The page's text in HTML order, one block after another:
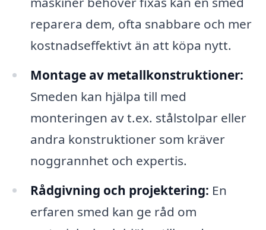
reparera dem, ofta snabbare och mer
kostnadseffektivt än att köpa nytt.
Montage av metallkonstruktioner:
Smeden kan hjälpa till med
monteringen av t.ex. stålstolpar eller
andra konstruktioner som kräver
noggrannhet och expertis.
Rådgivning och projektering: En
erfaren smed kan ge råd om